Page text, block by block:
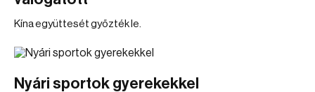
Kína együttesét győzték le.
Nyári sportok gyerekekkel